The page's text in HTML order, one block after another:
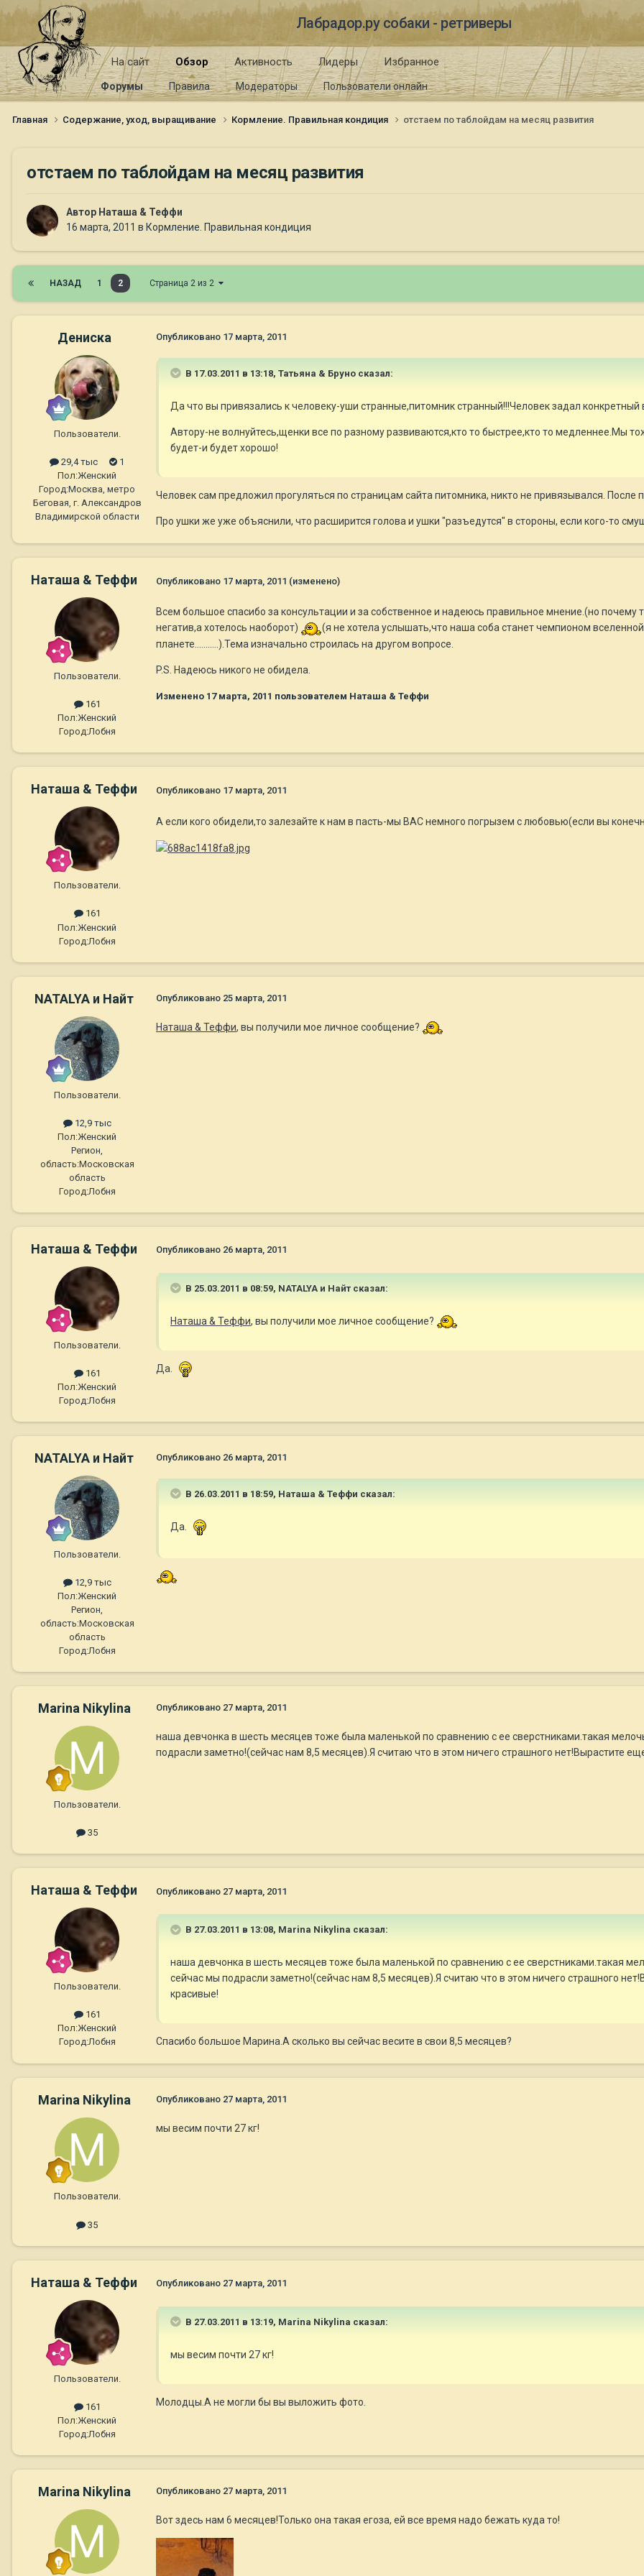
Лабрадор.ру собаки - ретриверы
На сайт Обзор
Форумы Правила Модераторы Пользователи онлайн
Активность Лидеры Избранное
Главная Содержание, уход, выращивание Кормление. Правильная кондиция отстаем по таблойдам на месяц развития
отстаем по таблойдам на месяц развития
Автор Наташа & Теффи
16 марта, 2011 в Кормление. Правильная кондиция
НАЗАД 1 2 Страница 2 из 2
Дениска
Пользователи.
29,4 тыс
1
Пол:Женский
Город:Москва, метро
Беговая, г. Александров
Владимирской области
Опубликовано 17 марта, 2011
В 17.03.2011 в 13:18, Татьяна & Бруно сказал:
Да что вы привязались к человеку-уши странные,питомник странный!!!Человек задал
Автору-не волнуйтесь,щенки все по разному развиваются,кто то быстрее,кто то медленнее.Мы
будет-и будет хорошо!
Человек сам предложил прогуляться по страницам сайта питомника, никто не привязывался. После
Про ушки же уже объяснили, что расширится голова и ушки "разъедутся" в стороны, если кого-то
Наташа & Теффи
Пользователи.
161
Пол:Женский
Город:Лобня
Опубликовано 17 марта, 2011 (изменено)
Всем большое спасибо за консультации и за собственное и надеюсь правильное мнение.(но почему
негатив,а хотелось наоборот)
(я не хотела услышать,что наша соба станет чемпионом
планете...........).Тема изначально строилась на другом вопросе.
P.S. Надеюсь никого не обидела.
Изменено 17 марта, 2011 пользователем Наташа & Теффи
Наташа & Теффи
Пользователи.
161
Пол:Женский
Город:Лобня
Опубликовано 17 марта, 2011
А если кого обидели,то залезайте к нам в пасть-мы ВАС немного погрызем с любовью(если вы
NATALYA и Найт
Пользователи.
12,9 тыс
Пол:Женский
Регион,
область:Московская
область
Город:Лобня
Опубликовано 25 марта, 2011
Наташа & Теффи, вы получили мое личное сообщение?
Наташа & Теффи
Пользователи.
161
Пол:Женский
Город:Лобня
Опубликовано 26 марта, 2011
В 25.03.2011 в 08:59, NATALYA и Найт сказал:
Наташа & Теффи, вы получили мое личное сообщение?
Да.
NATALYA и Найт
Пользователи.
12,9 тыс
Пол:Женский
Регион,
область:Московская
область
Город:Лобня
Опубликовано 26 марта, 2011
В 26.03.2011 в 18:59, Наташа & Теффи сказал:
Да.
Marina Nikylina
Пользователи.
35
Опубликовано 27 марта, 2011
наша девчонка в шесть месяцев тоже была маленькой по сравнению с ее сверстниками.такая
подрасли заметно!(сейчас нам 8,5 месяцев).Я считаю что в этом ничего страшного нет!Вырастите
Наташа & Теффи
Пользователи.
161
Пол:Женский
Город:Лобня
Опубликовано 27 марта, 2011
В 27.03.2011 в 13:08, Marina Nikylina сказал:
наша девчонка в шесть месяцев тоже была маленькой по сравнению с ее сверстниками.такая
сейчас мы подрасли заметно!(сейчас нам 8,5 месяцев).Я считаю что в этом ничего страшного
красивые!
Спасибо большое Марина.А сколько вы сейчас весите в свои 8,5 месяцев?
Marina Nikylina
Пользователи.
35
Опубликовано 27 марта, 2011
мы весим почти 27 кг!
Наташа & Теффи
Пользователи.
161
Пол:Женский
Город:Лобня
Опубликовано 27 марта, 2011
В 27.03.2011 в 13:19, Marina Nikylina сказал:
мы весим почти 27 кг!
Молодцы.А не могли бы вы выложить фото.
Marina Nikylina Опубликовано 27 марта, 2011
Вот здесь нам 6 месяцев!Только она такая егоза, ей все время надо бежать куда то!